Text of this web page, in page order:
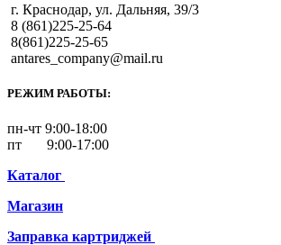
г. Краснодар, ул. Дальняя, 39/3
8 (861)225-25-64
8(861)225-25-65
antares_company@mail.ru
РЕЖИМ РАБОТЫ:
пн-чт 9:00-18:00
пт 9:00-17:00
Каталог
Магазин
Заправка картриджей